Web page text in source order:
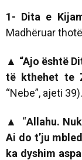
1- Dita e
Madhëruar
▲ “Ajo është
të kthehet te
“Nebe”, ajeti 39).
▲ “Allahu.
Ai do t’ju
ka dyshim